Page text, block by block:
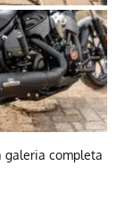
galeria completa